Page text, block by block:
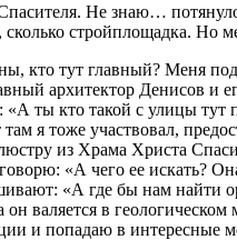
Не знаю…
стройплощадка. Но
кто тут главный? Меня
архитектор Денисов
ты кто такой с улицы тут
я тоже участвовал,
из Храма Христа
«А чего ее искать?
«А где бы нам найти
валяется в
и попадаю в интересные